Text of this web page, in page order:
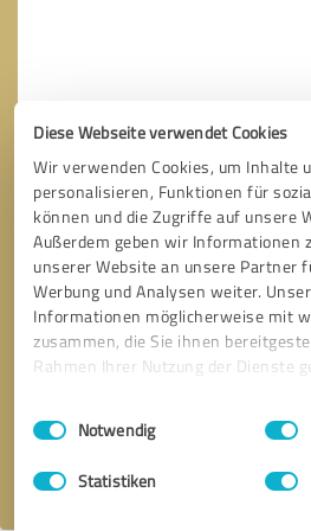
Diese Webseite verwendet Cookies
Wir verwenden Cookies, um Inhalte
personalisieren, Funktionen für
können und die Zugriffe auf unsere
Außerdem geben wir Informationen
unserer Website an unsere Partner
Werbung und Analysen weiter.
Informationen möglicherweise mit
zusammen, die Sie ihnen
Rahmen Ihrer Nutzung der Dienste
Impressum
Einwilligungsauswahl
Notwendig
Statistiken
Bitte um Rückruf
Ich stimme den